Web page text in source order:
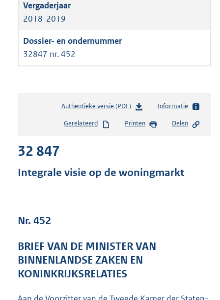
2018-2019
32847 nr. 452
Authentieke versie (PDF)b
s
s
e
Informatie
Gerelateerd Printen Delen
32 847
Integrale visie op de woningmarkt
Nr. 452
BRIEF VAN DE MINISTER VAN
BINNENLANDSE ZAKEN EN
KONINKRIJKSRELATIES